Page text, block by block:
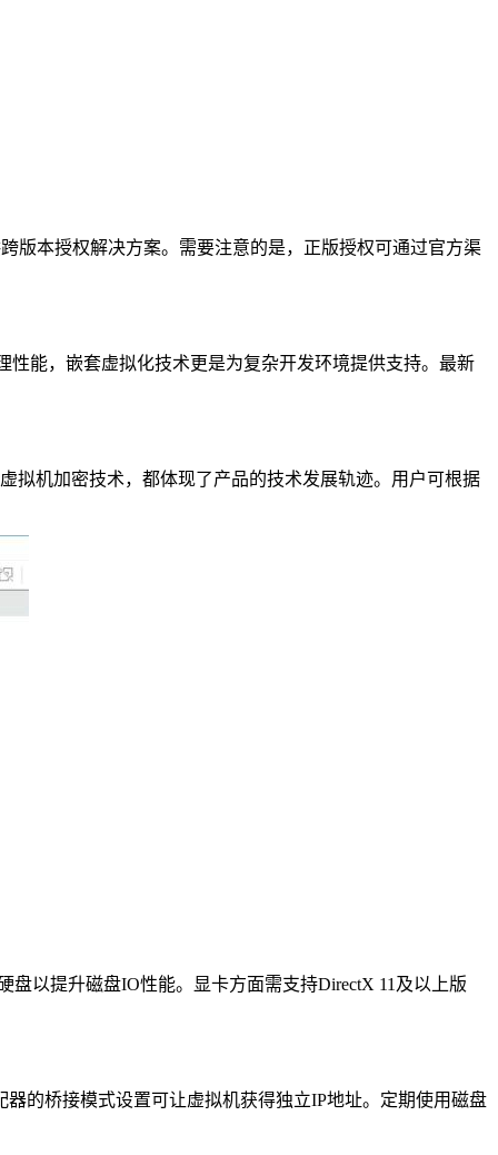
版本授权解决方案。需要注意的是，正版授权可通过官方渠
性能，嵌套虚拟化技术更是为复杂开发环境提供支持。最新
拟机加密技术，都体现了产品的技术发展轨迹。用户可根据
盘以提升磁盘IO性能。显卡方面需支持DirectX 11及以上版
的桥接模式设置可让虚拟机获得独立IP地址。定期使用磁盘